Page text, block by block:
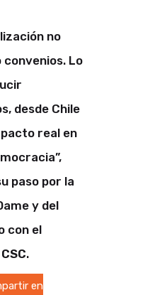
no
convenios. Lo
desde Chile
real en
paso por la
y del
con el
.
en